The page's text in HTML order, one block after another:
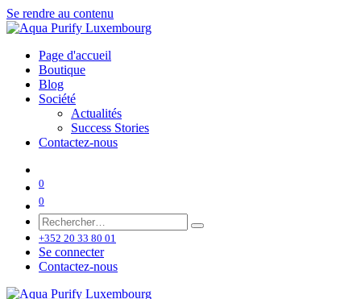
Se rendre au contenu
Page d'accueil
Boutique
Blog
Société
Actualités
Success Stories
Contactez-nous
0
0
+352 20 33 80 01
Se connecter
Contactez-nous